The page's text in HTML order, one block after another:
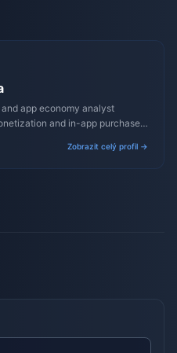
app economy analyst
and in-app purchase
Zobrazit celý profil →